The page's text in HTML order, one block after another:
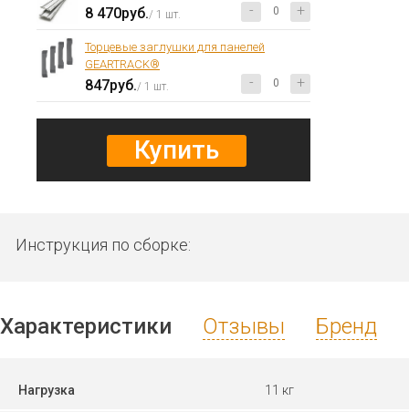
8 470руб./ 1 шт. - +
Торцевые заглушки для панелей
GEARTRACK®
847руб./ 1 шт. - +
Купить
Инструкция по сборке:
Характеристики Отзывы Бренд
Нагрузка 11 кг